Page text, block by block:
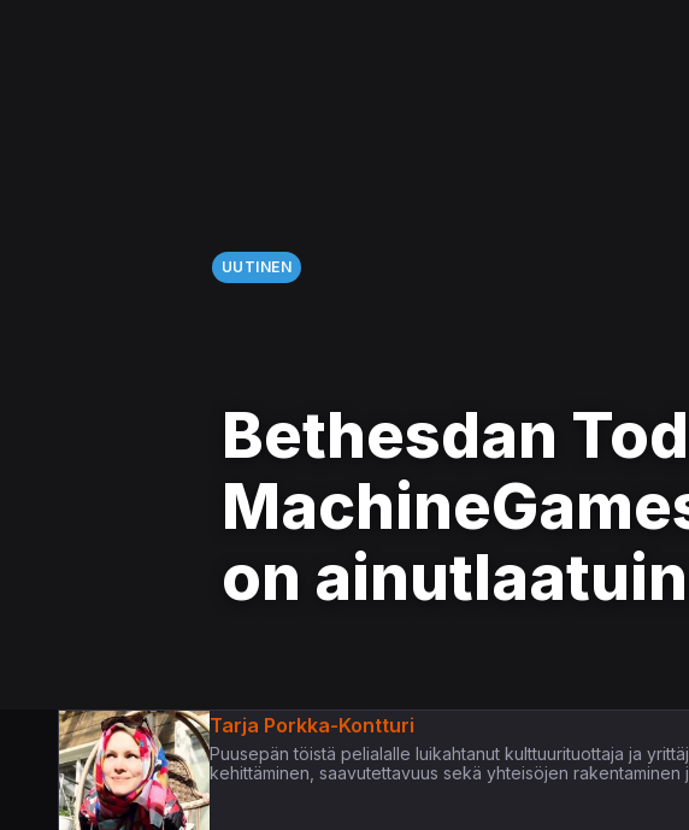
UUTINEN
Bethesdan
on
Tarja Porkka-Kontturi
Puusepän töistä pelialalle luikahtanut kulttuurituottaja ja
kehittäminen, saavutettavuus sekä yhteisöjen rakentaminen